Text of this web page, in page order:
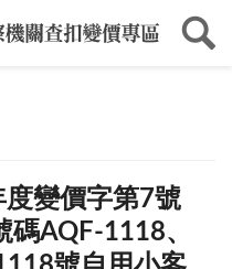
變價字第7號
AQF-1118、